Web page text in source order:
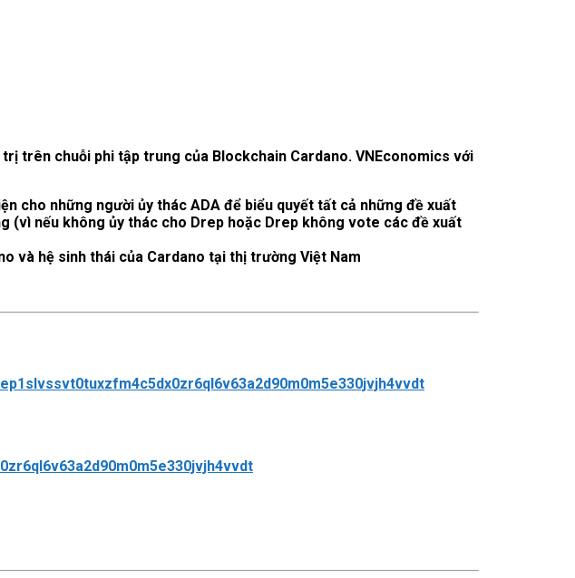
trên chuỗi phi tập trung của Blockchain Cardano. VNEconomics với
cho những người ủy thác ADA để biểu quyết tất cả những đề xuất
nếu không ủy thác cho Drep hoặc Drep không vote các đề xuất
và hệ sinh thái của Cardano tại thị trường Việt Nam